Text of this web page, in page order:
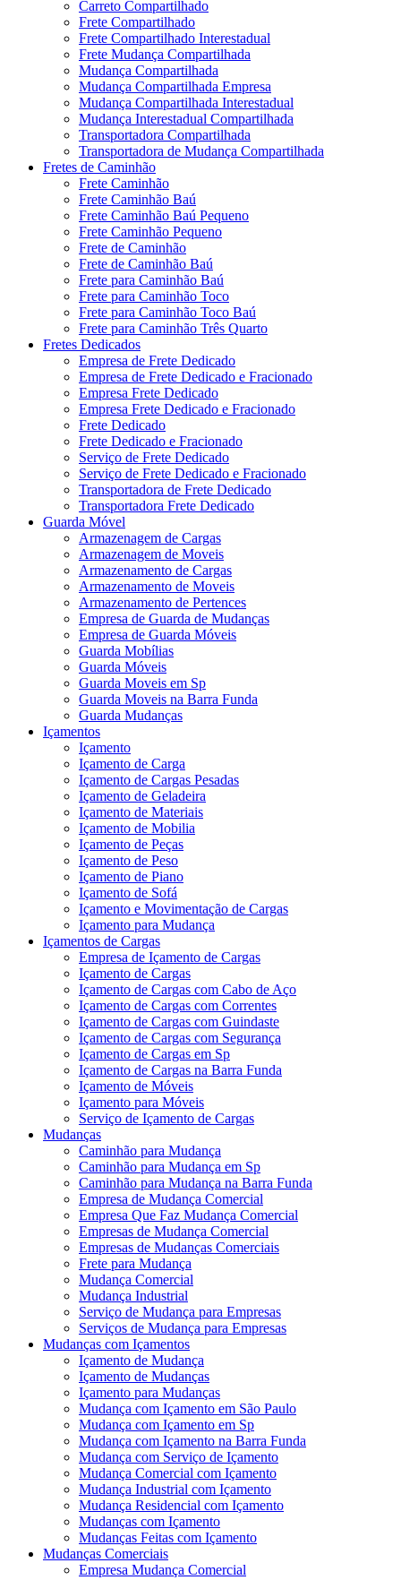
Carreto Compartilhado
Frete Compartilhado
Frete Compartilhado Interestadual
Frete Mudança Compartilhada
Mudança Compartilhada
Mudança Compartilhada Empresa
Mudança Compartilhada Interestadual
Mudança Interestadual Compartilhada
Transportadora Compartilhada
Transportadora de Mudança Compartilhada
Fretes de Caminhão
Frete Caminhão
Frete Caminhão Baú
Frete Caminhão Baú Pequeno
Frete Caminhão Pequeno
Frete de Caminhão
Frete de Caminhão Baú
Frete para Caminhão Baú
Frete para Caminhão Toco
Frete para Caminhão Toco Baú
Frete para Caminhão Três Quarto
Fretes Dedicados
Empresa de Frete Dedicado
Empresa de Frete Dedicado e Fracionado
Empresa Frete Dedicado
Empresa Frete Dedicado e Fracionado
Frete Dedicado
Frete Dedicado e Fracionado
Serviço de Frete Dedicado
Serviço de Frete Dedicado e Fracionado
Transportadora de Frete Dedicado
Transportadora Frete Dedicado
Guarda Móvel
Armazenagem de Cargas
Armazenagem de Moveis
Armazenamento de Cargas
Armazenamento de Moveis
Armazenamento de Pertences
Empresa de Guarda de Mudanças
Empresa de Guarda Móveis
Guarda Mobílias
Guarda Móveis
Guarda Moveis em Sp
Guarda Moveis na Barra Funda
Guarda Mudanças
Içamentos
Içamento
Içamento de Carga
Içamento de Cargas Pesadas
Içamento de Geladeira
Içamento de Materiais
Içamento de Mobilia
Içamento de Peças
Içamento de Peso
Içamento de Piano
Içamento de Sofá
Içamento e Movimentação de Cargas
Içamento para Mudança
Içamentos de Cargas
Empresa de Içamento de Cargas
Içamento de Cargas
Içamento de Cargas com Cabo de Aço
Içamento de Cargas com Correntes
Içamento de Cargas com Guindaste
Içamento de Cargas com Segurança
Içamento de Cargas em Sp
Içamento de Cargas na Barra Funda
Içamento de Móveis
Içamento para Móveis
Serviço de Içamento de Cargas
Mudanças
Caminhão para Mudança
Caminhão para Mudança em Sp
Caminhão para Mudança na Barra Funda
Empresa de Mudança Comercial
Empresa Que Faz Mudança Comercial
Empresas de Mudança Comercial
Empresas de Mudanças Comerciais
Frete para Mudança
Mudança Comercial
Mudança Industrial
Serviço de Mudança para Empresas
Serviços de Mudança para Empresas
Mudanças com Içamentos
Içamento de Mudança
Içamento de Mudanças
Içamento para Mudanças
Mudança com Içamento em São Paulo
Mudança com Içamento em Sp
Mudança com Içamento na Barra Funda
Mudança com Serviço de Içamento
Mudança Comercial com Içamento
Mudança Industrial com Içamento
Mudança Residencial com Içamento
Mudanças com Içamento
Mudanças Feitas com Içamento
Mudanças Comerciais
Empresa Mudança Comercial